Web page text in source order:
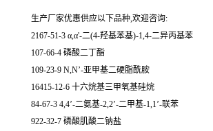
生产厂家优惠供应以下品种,欢迎咨询:
2167-51-3 α,α'-二(4-羟基苯基)-1,4-二异丙基苯
107-66-4 磷酸二丁酯
109-23-9 N,N’-亚甲基二硬脂酰胺
16415-12-6 十六烷基三甲氧基硅烷
84-67-3 4,4’-二氨基-2,2’-二甲基-1,1’-联苯
922-32-7 磷酸肌酸二钠盐